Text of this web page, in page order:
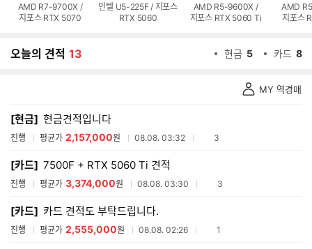
AMD R7-9700X /
지포스 RTX 5070
인텔 U5-225F / 지포스
RTX 5060
AMD R5-9600X /
지포스 RTX 5060 Ti
AMD
지포스
오늘의 견적 13 현금 5 카드 8
견
적
스
트
MY 역경매
[현금] 현금견적입니다
진행 평균가 2,157,000원 08.08. 03:32 참여업체수
3
[카드] 7500F + RTX 5060 Ti 견적
진행 평균가 3,374,000원 08.08. 03:30 참여업체수
3
[카드] 카드 견적도 부탁드립니다.
진행 평균가 2,555,000원 08.08. 02:26 참여업체수
1